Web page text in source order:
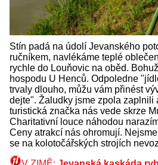
Stín padá na údolí Jevanského
ručníkem, navlékáme teplé
rychle do Louňovic na oběd.
hospodu U Henců. Odpoledne
trvaly dlouho, můžu vám přinést
dejte". Žaludky jsme zpola zaplnili
turistická značka nás vede skrze
Charitativní louce náhodou
Ceny atrakcí nás ohromují.
se na kolotočářských strojích